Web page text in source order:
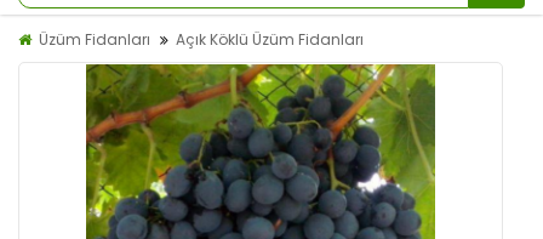
Üzüm Fidanları Açık Köklü Üzüm Fidanları